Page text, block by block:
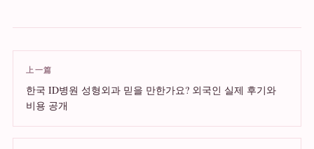
上一篇
한국 ID병원 성형외과 믿을 만한가요? 외국인 실제 후기와
비용 공개